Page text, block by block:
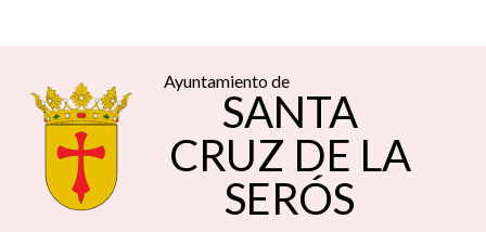
Ayuntamiento de
SANTA
CRUZ DE LA
SERÓS